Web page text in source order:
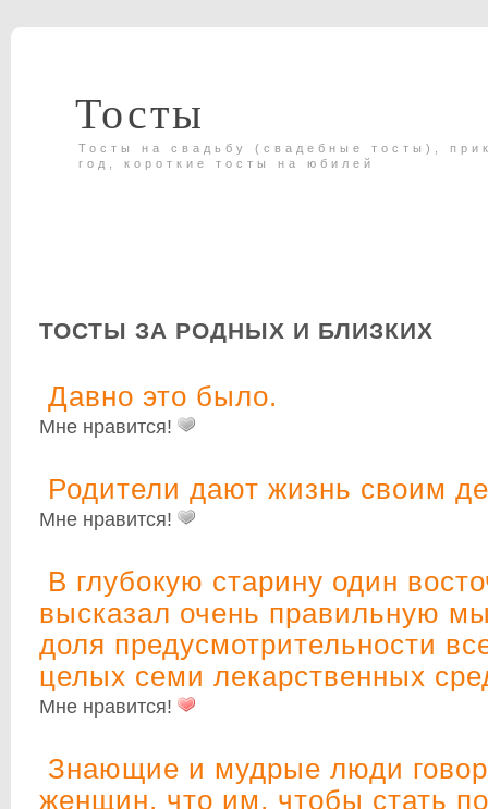
Тосты
Тосты на свадьбу (свадебные тосты),
год, короткие тосты на юбилей
ТОСТЫ ЗА РОДНЫХ И БЛИЗКИХ
Давно это было.
Мне нравится!
Родители дают жизнь своим
Мне нравится!
В глубокую старину один
высказал очень правильную
доля предусмотрительности
целых семи лекарственных
Мне нравится!
Знающие и мудрые люди
женщин, что им, чтобы стать